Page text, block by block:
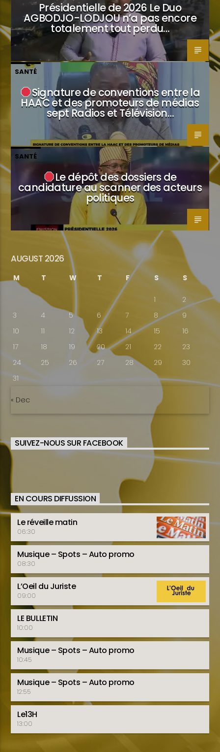
Présidentielle de 2026 Le Duo
AGBODJO-LODJOU n’a pas encore
totalement tout perdu…
SANTÉ
Signature de conventions entre la
HAAC et des promoteurs de médias
sept Radios et Télévision…
SANTÉ
Le dépôt des dossiers de
candidature au scanner des acteurs
politiques
AUGUST 2026
M T W T F S S
1
2
3
4 5 6 7 8
9
10
11 12 13 14 15
16
17
18 19 20 21 22
23
24
25 26 27 28 29
30
31
« Dec
SUIVEZ-NOUS SUR FACEBOOK
EN COURS DIFFUSSION
Le réveille matin
06:30
Musique – Spots – Auto promo
08:30
L’Oeil du Juriste
09:00
LE BULLETIN
10:00
Musique – Spots – Auto promo
10:45
Musique – Spots – Auto promo
12:55
Le13H
13:00